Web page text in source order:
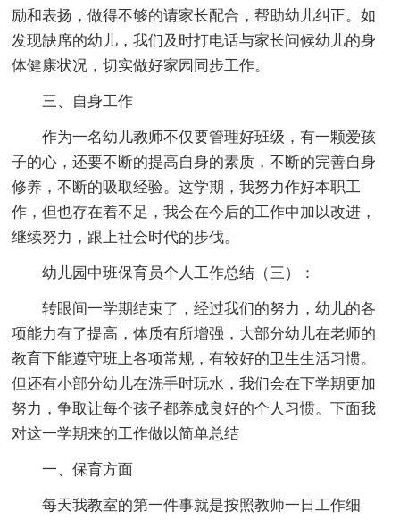
励和表扬，做得不够的请家长配合，帮助幼儿纠正。如
发现缺席的幼儿，我们及时打电话与家长问候幼儿的身
体健康状况，切实做好家园同步工作。
三、自身工作
作为一名幼儿教师不仅要管理好班级，有一颗爱孩
子的心，还要不断的提高自身的素质，不断的完善自身
修养，不断的吸取经验。这学期，我努力作好本职工
作，但也存在着不足，我会在今后的工作中加以改进，
继续努力，跟上社会时代的步伐。
幼儿园中班保育员个人工作总结（三）：
转眼间一学期结束了，经过我们的努力，幼儿的各
项能力有了提高，体质有所增强，大部分幼儿在老师的
教育下能遵守班上各项常规，有较好的卫生生活习惯。
但还有小部分幼儿在洗手时玩水，我们会在下学期更加
努力，争取让每个孩子都养成良好的个人习惯。下面我
对这一学期来的工作做以简单总结
一、保育方面
每天我教室的第一件事就是按照教师一日工作细